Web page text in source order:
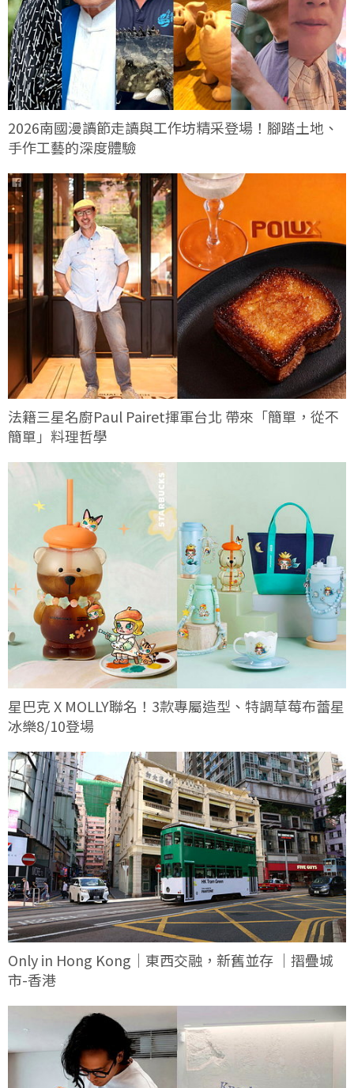
2026南國漫讀節走讀與工作坊精采登場！腳踏土地、
手作工藝的深度體驗
法籍三星名廚Paul Pairet揮軍台北 帶來「簡單，從不
簡單」料理哲學
星巴克 X MOLLY聯名！3款專屬造型、特調草莓布蕾星
冰樂8/10登場
Only in Hong Kong｜東西交融，新舊並存 ｜摺疊城
市-香港